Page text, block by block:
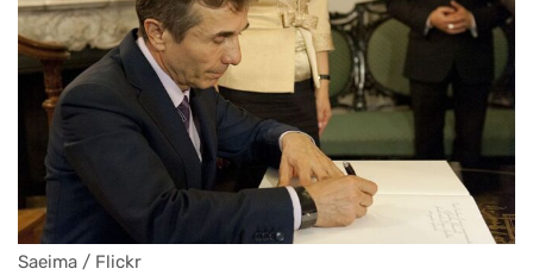
Saeima / Flickr